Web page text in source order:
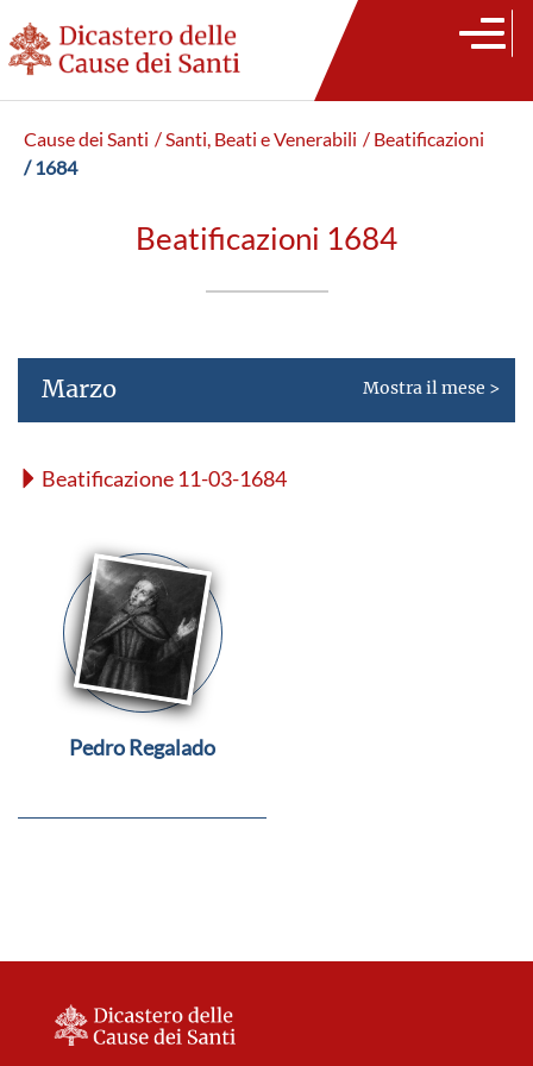
Cause dei Santi / Santi, Beati e Venerabili / Beatificazioni
/ 1684
Beatificazioni 1684
Marzo Mostra il mese >
Beatificazione 11-03-1684
Pedro Regalado